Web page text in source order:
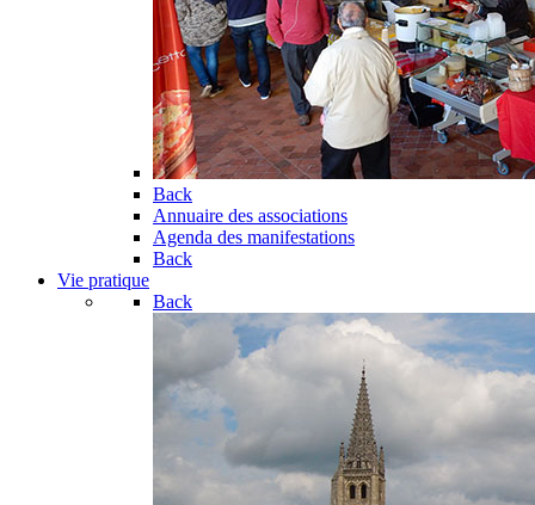
Back
Annuaire des associations
Agenda des manifestations
Back
Vie pratique
Back